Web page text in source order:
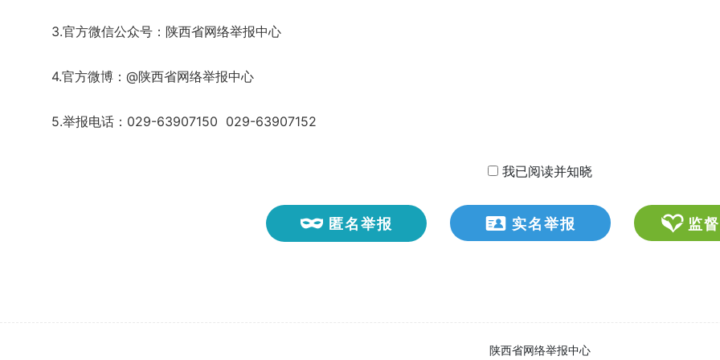
3.官方微信公众号：陕西省网络举报中心
4.官方微博：@陕西省网络举报中心
5.举报电话：029-63907150 029-63907152
我已阅读并知晓
匿名举报 实名举报 监
陕西省网络举报中心